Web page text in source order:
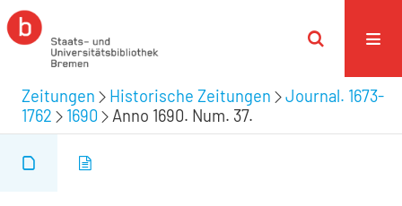
Zeitungen Historische Zeitungen
Journal. 1673-
1762
1690 Anno 1690. Num. 37.